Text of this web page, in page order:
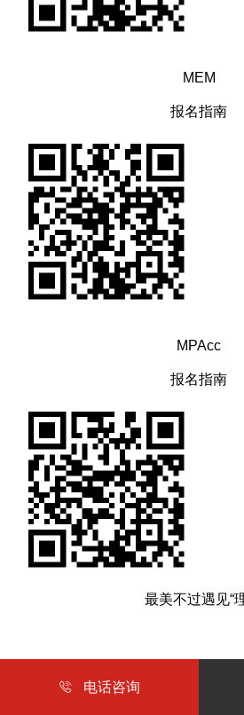
MEM
报名指南
MPAcc
报名指南
最美不过遇见“
 电话咨询